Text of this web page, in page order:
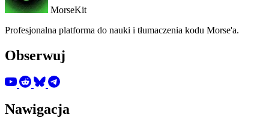
MorseKit
Profesjonalna platforma do nauki i tłumaczenia kodu Morse'a.
Obserwuj
Nawigacja